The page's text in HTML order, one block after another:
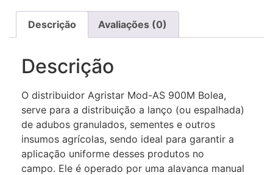
Descrição Avaliações (0)
Descrição
O distribuidor Agristar Mod-AS 900M Bolea,
serve para a distribuição a lanço (ou espalhada)
de adubos granulados, sementes e outros
insumos agrícolas, sendo ideal para garantir a
aplicação uniforme desses produtos no
campo. Ele é operado por uma alavanca manual